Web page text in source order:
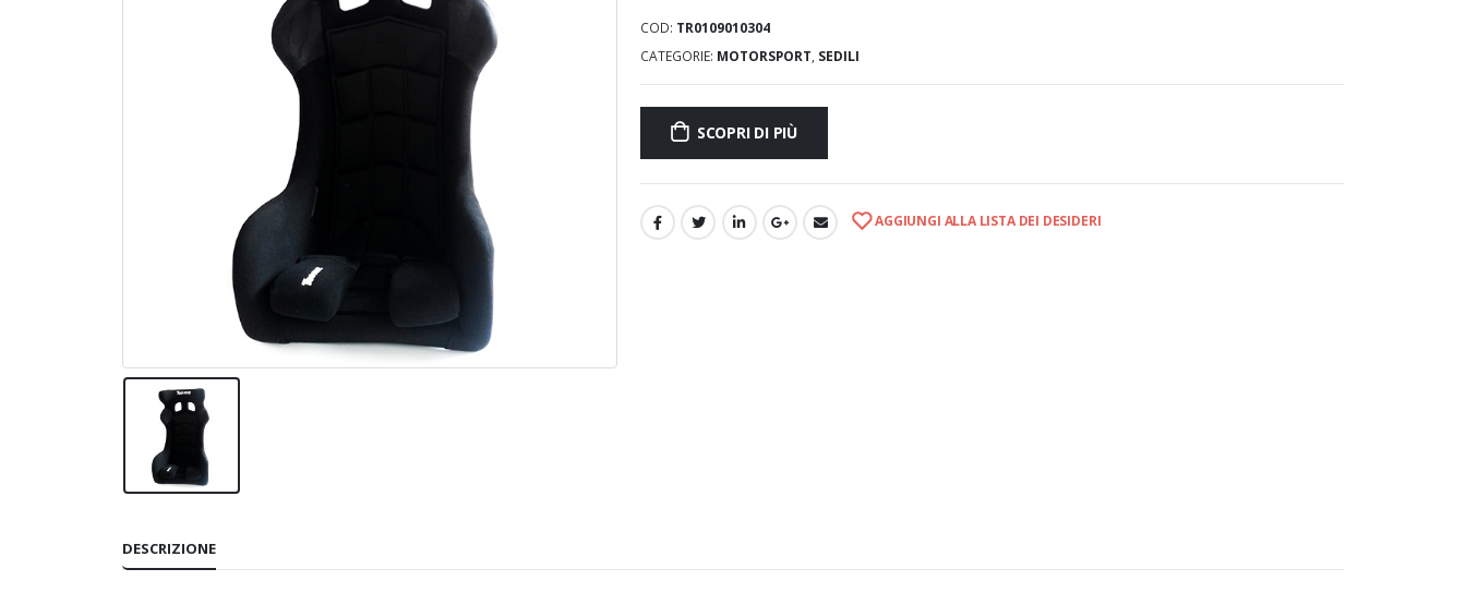
COD: TR0109010304
CATEGORIE: MOTORSPORT, SEDILI
SCOPRI DI PIÙ
AGGIUNGI ALLA LISTA DEI DESIDERI
DESCRIZIONE